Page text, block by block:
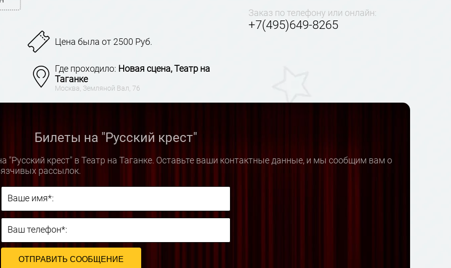
Цена была от 2500 Руб.
Где проходило: Новая сцена, Театр на
Таганке
Москва, Земляной Вал, 76
Заказ по телефону или онлайн:
+7(495)649-8265
Билеты на "Русский крест"
"Русский крест" в Театр на Таганке. Оставьте ваши контактные данные, и мы сообщим вам о
рассылок.
Ваше имя*:
Ваш телефон*: